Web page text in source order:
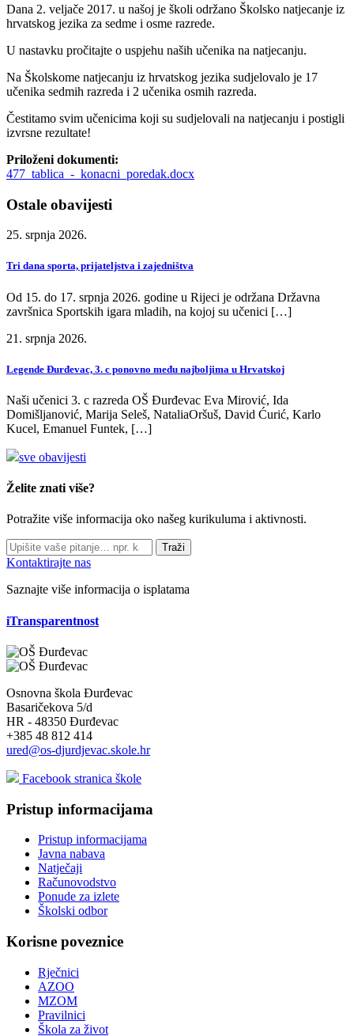
Dana 2. veljače 2017. u našoj je školi održano Školsko natjecanje iz
hrvatskog jezika za sedme i osme razrede.
U nastavku pročitajte o uspjehu naših učenika na natjecanju.
Na Školskome natjecanju iz hrvatskog jezika sudjelovalo je 17
učenika sedmih razreda i 2 učenika osmih razreda.
Čestitamo svim učenicima koji su sudjelovali na natjecanju i postigli
izvrsne rezultate!
Priloženi dokumenti:
477_tablica_-_konacni_poredak.docx
Ostale obavijesti
25. srpnja 2026.
Tri dana sporta, prijateljstva i zajedništva
Od 15. do 17. srpnja 2026. godine u Rijeci je održana Državna
završnica Sportskih igara mladih, na kojoj su učenici […]
21. srpnja 2026.
Legende Đurđevac, 3. c ponovno među najboljima u Hrvatskoj
Naši učenici 3. c razreda OŠ Đurđevac Eva Mirović, Ida
Domišljanović, Marija Seleš, NataliaOršuš, David Ćurić, Karlo
Kucel, Emanuel Funtek, […]
sve obavijesti
Želite znati više?
Potražite više informacija oko našeg kurikuluma i aktivnosti.
Traži
Kontaktirajte nas
Saznajte više informacija o isplatama
iTransparentnost
Osnovna škola Đurđevac
Basaričekova 5/d
HR - 48350 Đurđevac
+385 48 812 414
ured@os-djurdjevac.skole.hr
Facebook stranica škole
Pristup informacijama
Pristup informacijama
Javna nabava
Natječaji
Računovodstvo
Ponude za izlete
Školski odbor
Korisne poveznice
Rječnici
AZOO
MZOM
Pravilnici
Škola za život